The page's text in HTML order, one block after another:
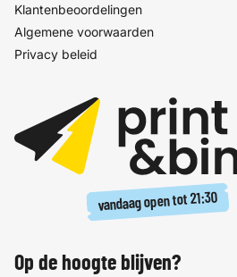
Klantenbeoordelingen
Algemene voorwaarden
Privacy beleid
vandaag open tot21:30
Op de hoogte blijven?